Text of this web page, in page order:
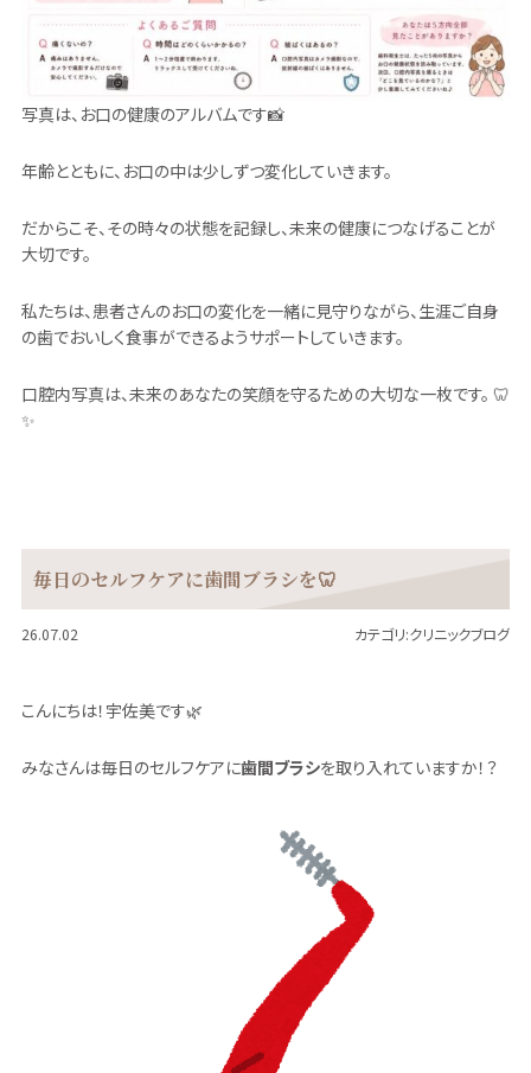
写真は、お口の健康のアルバムです📸
年齢とともに、お口の中は少しずつ変化していきます。
だからこそ、その時々の状態を記録し、未来の健康につなげることが
大切です。
私たちは、患者さんのお口の変化を一緒に見守りながら、生涯ご自身
の歯でおいしく食事ができるようサポートしていきます。
口腔内写真は、未来のあなたの笑顔を守るための大切な一枚です。 🦷
✨
毎日のセルフケアに歯間ブラシを🦷
26.07.02 カテゴリ:クリニックブログ
こんにちは！宇佐美です🌿
みなさんは毎日のセルフケアに歯間ブラシを取り入れていますか！？